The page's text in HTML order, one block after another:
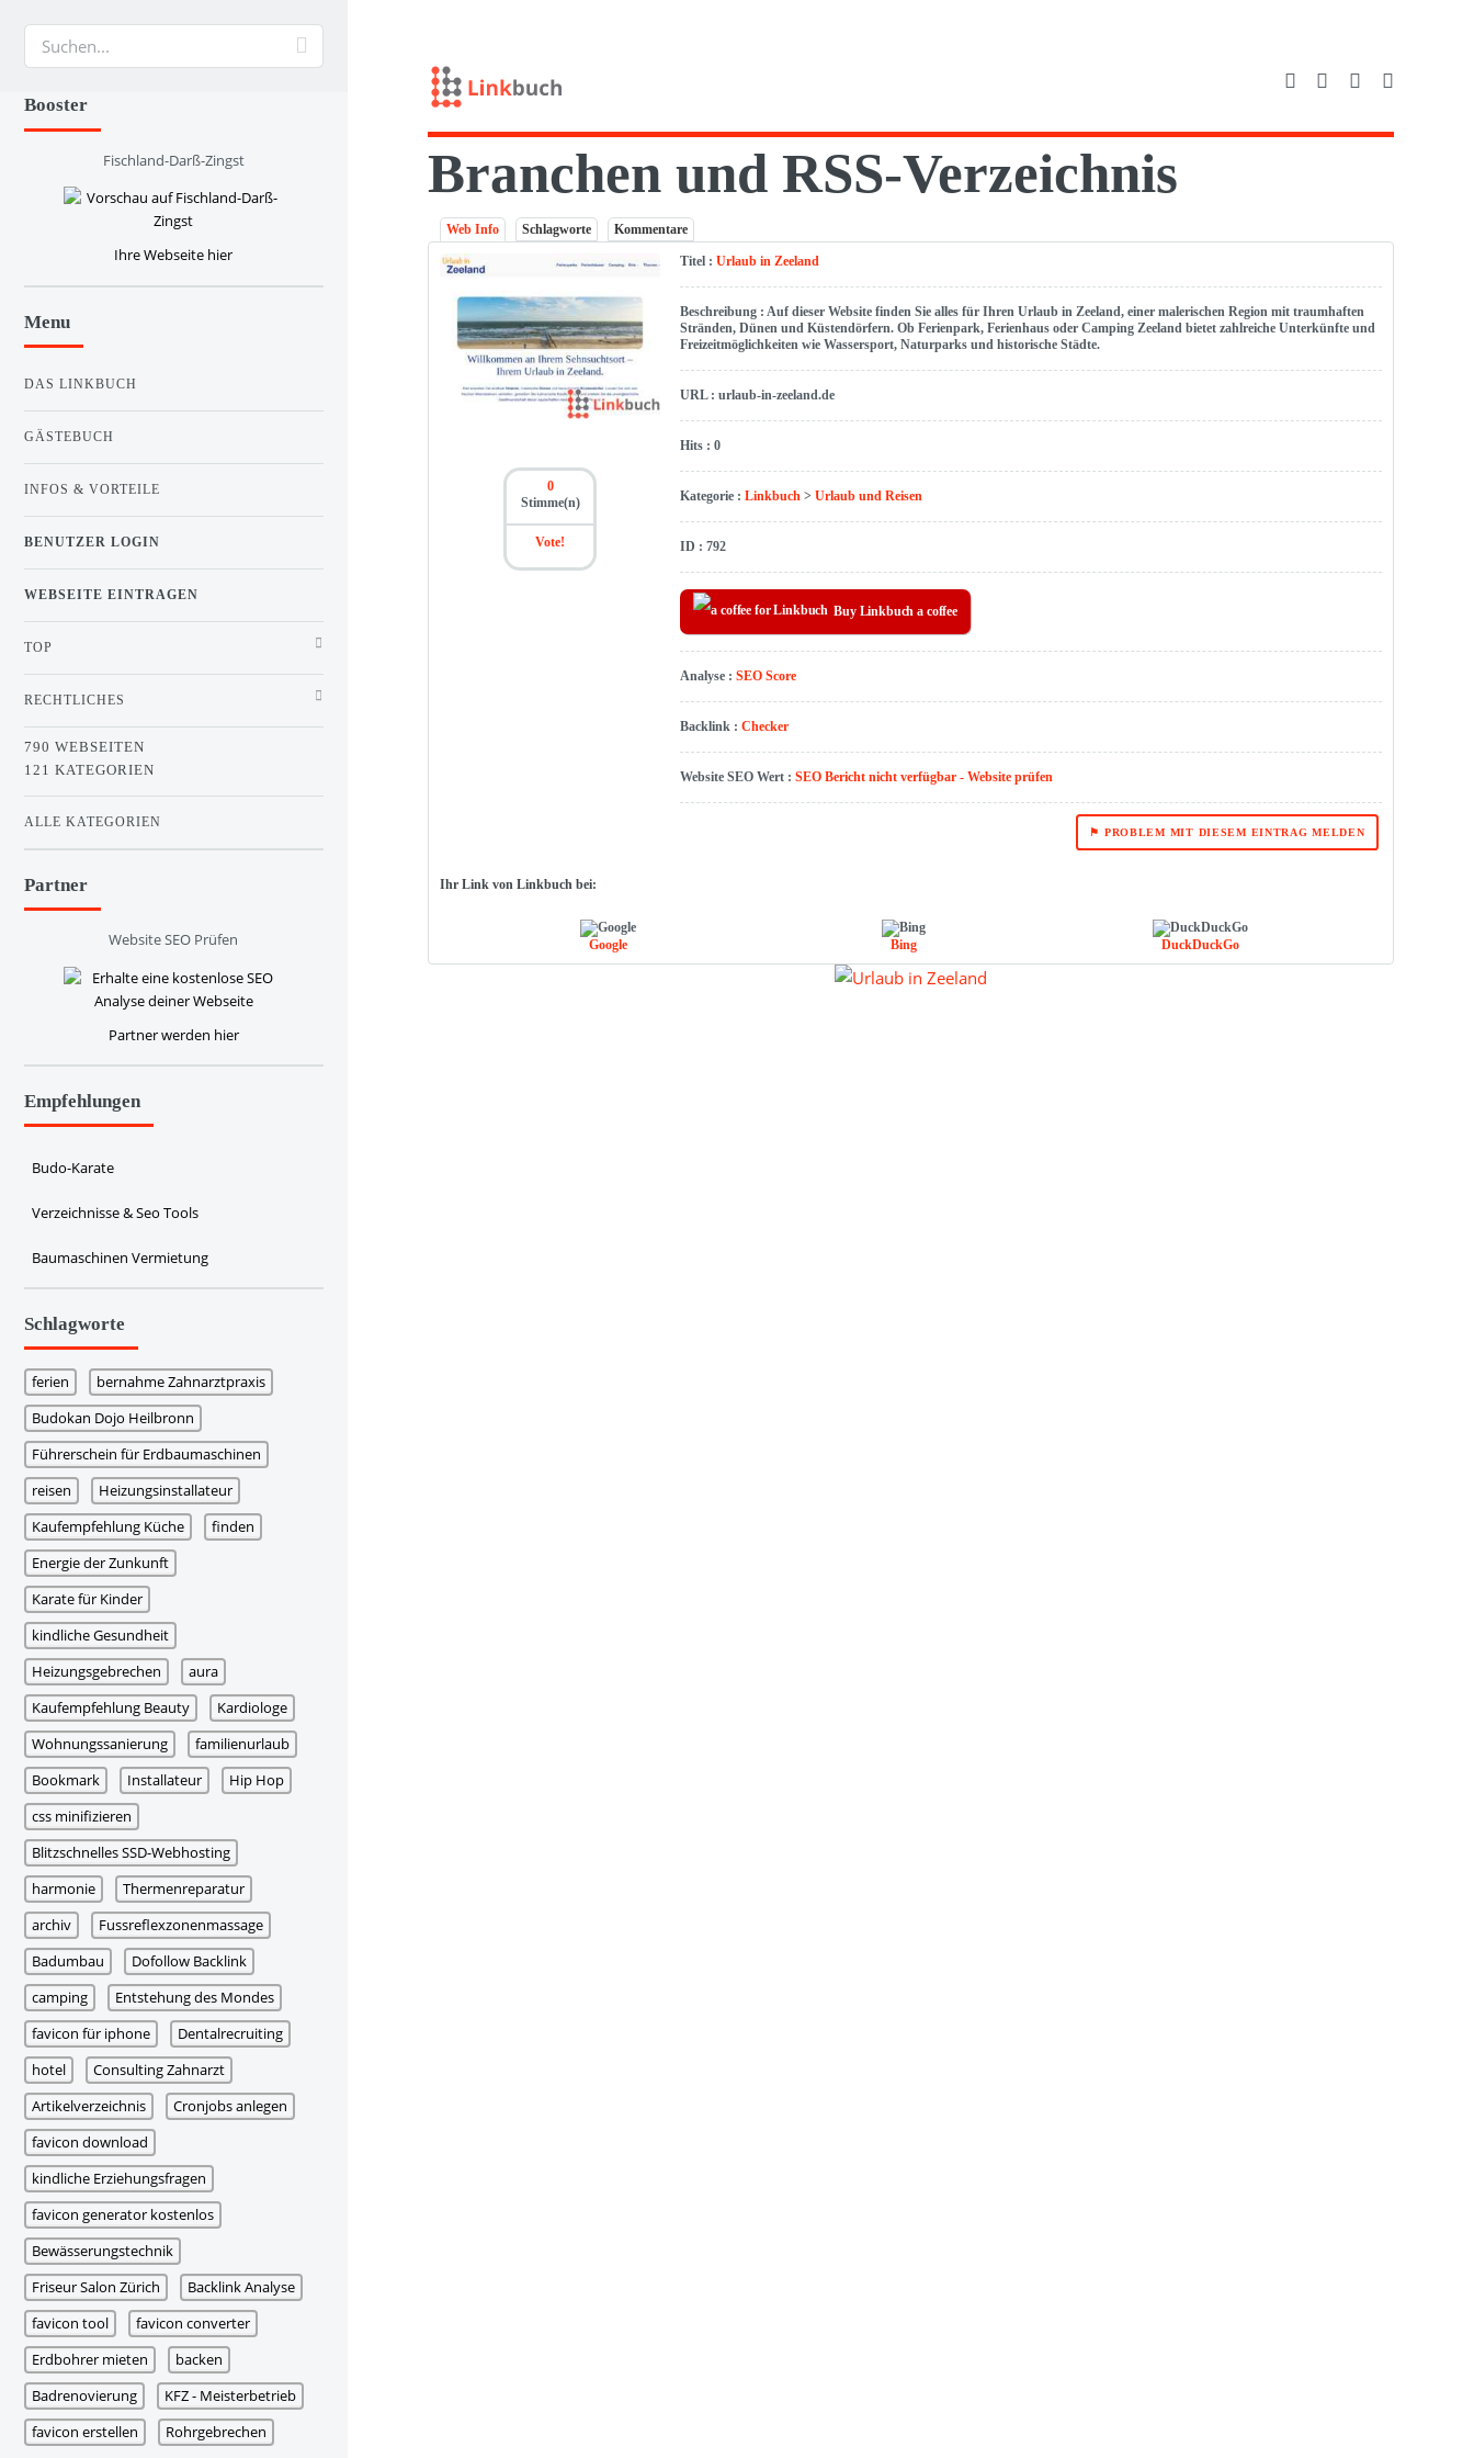
Branchen und RSS-Verzeichnis
Web Info Schlagworte Kommentare
0
Stimme(n)
Vote!
Titel :Urlaub in Zeeland
Beschreibung : Auf dieser Website finden Sie alles für Ihren Urlaub in Zeeland, einer malerischen Region mit traumhaften
Stränden, Dünen und Küstendörfern. Ob Ferienpark, Ferienhaus oder Camping Zeeland bietet zahlreiche Unterkünfte und
Freizeitmöglichkeiten wie Wassersport, Naturparks und historische Städte.
URL : urlaub-in-zeeland.de
Hits : 0
Kategorie :Linkbuch >Urlaub und Reisen
ID : 792
Buy Linkbuch a coffee
Analyse :SEO Score
Backlink :Checker
Website SEO Wert :SEO Bericht nicht verfügbar - Website prüfen
⚑ PROBLEM MIT DIESEM EINTRAG MELDEN
Ihr Link von Linkbuch bei:
Google Bing DuckDuckGo
Booster
Fischland-Darß-Zingst
Ihre Webseite hier
Menu
DAS LINKBUCH
GÄSTEBUCH
INFOS & VORTEILE
BENUTZER LOGIN
WEBSEITE EINTRAGEN
TOP
RECHTLICHES
790 WEBSEITEN
121 KATEGORIEN
ALLE KATEGORIEN
Partner
Website SEO Prüfen
Partner werden hier
Empfehlungen
Budo-Karate
Verzeichnisse & Seo Tools
Baumaschinen Vermietung
Schlagworte
ferien
bernahme Zahnarztpraxis
Budokan Dojo Heilbronn
Führerschein für Erdbaumaschinen
reisen
Heizungsinstallateur
Kaufempfehlung Küche
finden
Energie der Zunkunft
Karate für Kinder
kindliche Gesundheit
Heizungsgebrechen
aura
Kaufempfehlung Beauty
Kardiologe
Wohnungssanierung
familienurlaub
Bookmark
Installateur
Hip Hop
css minifizieren
Blitzschnelles SSD-Webhosting
harmonie
Thermenreparatur
archiv
Fussreflexzonenmassage
Badumbau
Dofollow Backlink
camping
Entstehung des Mondes
favicon für iphone
Dentalrecruiting
hotel
Consulting Zahnarzt
Artikelverzeichnis
Cronjobs anlegen
favicon download
kindliche Erziehungsfragen
favicon generator kostenlos
Bewässerungstechnik
Friseur Salon Zürich
Backlink Analyse
favicon tool
favicon converter
Erdbohrer mieten
backen
Badrenovierung
KFZ - Meisterbetrieb
favicon erstellen
Rohrgebrechen